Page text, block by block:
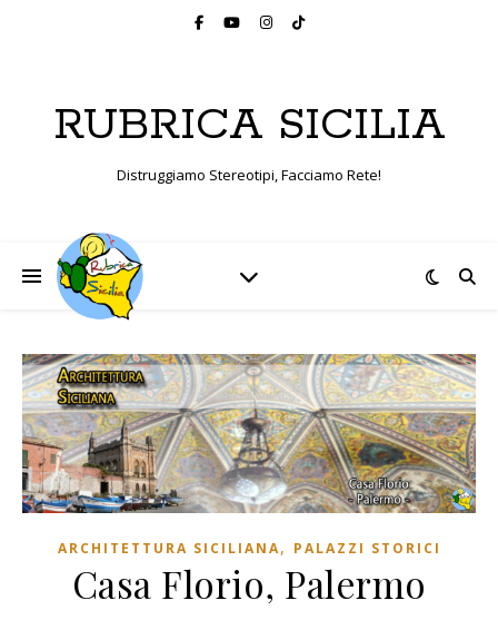
RUBRICA SICILIA
Distruggiamo Stereotipi, Facciamo Rete!
ARCHITETTURA SICILIANA, PALAZZI STORICI
Casa Florio, Palermo